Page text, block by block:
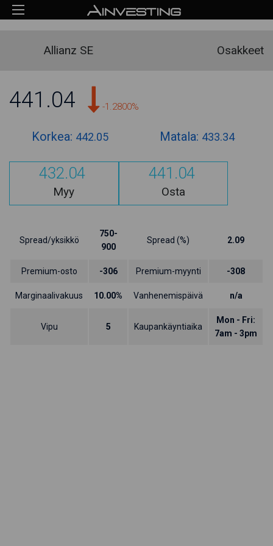
Allianz SE Osakkeet
441.04 -1.2800%
Korkea: 442.05 Matala: 433.34
432.04
Myy
441.04
Osta
Spread/yksikkö
750-
900
Spread (%) 2.09
Premium-osto -306 Premium-myynti -308
Marginaalivakuus 10.00% Vanhenemispäivä n/a
Vipu 5 Kaupankäyntiaika
Mon - Fri:
7am - 3pm